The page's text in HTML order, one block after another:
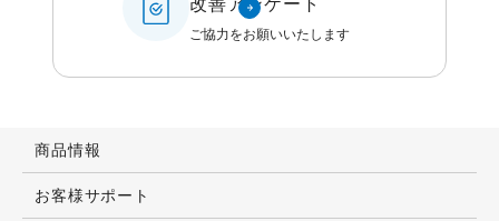
改善アンケート
ご協力をお願いいたします
商品情報
お客様サポート